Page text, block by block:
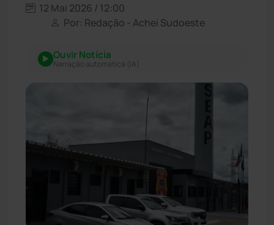
12 Mai 2026 / 12:00
Por: Redação - Achei Sudoeste
Ouvir Notícia
Narração automática (IA)